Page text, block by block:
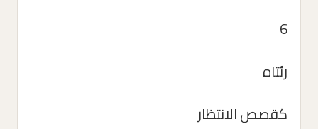
6
رئتاه
كقصص الانتظار